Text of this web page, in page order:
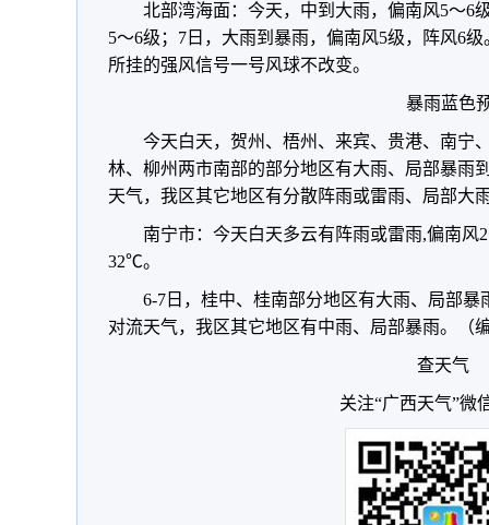
北部湾海面：今天，中到大雨，偏南风5～6
5～6级；7日，大雨到暴雨，偏南风5级，阵风6
所挂的强风信号一号风球不改变。
暴雨蓝色
今天白天，贺州、梧州、来宾、贵港、南宁
林、柳州两市南部的部分地区有大雨、局部暴雨
天气，我区其它地区有分散阵雨或雷雨、局部大
南宁市：今天白天多云有阵雨或雷雨,偏南
32℃。
6-7日，桂中、桂南部分地区有大雨、局部
对流天气，我区其它地区有中雨、局部暴雨。
（
查天气
关注“广西天气”微